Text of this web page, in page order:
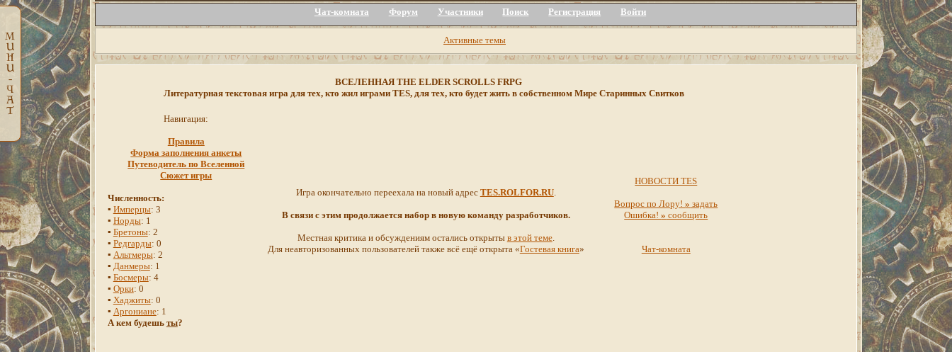
Чат-комната Форум Участники Поиск Регистрация Войти
Активные темы
ВСЕЛЕННАЯ THE ELDER SCROLLS FRPG
Литературная текстовая игра для тех, кто жил играми TES, для тех, кто будет жить в собственном Мире Старинных Свитков
Навигация:
Правила
Форма заполнения анкеты
Путеводитель по Вселенной
Сюжет игры
Численность:
▪ Имперцы: 3
▪ Норды: 1
▪ Бретоны: 2
▪ Редгарды: 0
▪ Альтмеры: 2
▪ Данмеры: 1
▪ Босмеры: 4
▪ Орки: 0
▪ Хаджиты: 0
▪ Аргониане: 1
А кем будешь ты?
Игра окончательно переехала на новый адрес TES.ROLFOR.RU.
В связи с этим продолжается набор в новую команду разработчиков.
Местная критика и обсуждениям остались открыты в этой теме.
Для неавторизованных пользователей также всё ещё открыта «Гостевая книга»
НОВОСТИ TES
Вопрос по Лору!» задать
Ошибка!» сообщить
Чат-комната